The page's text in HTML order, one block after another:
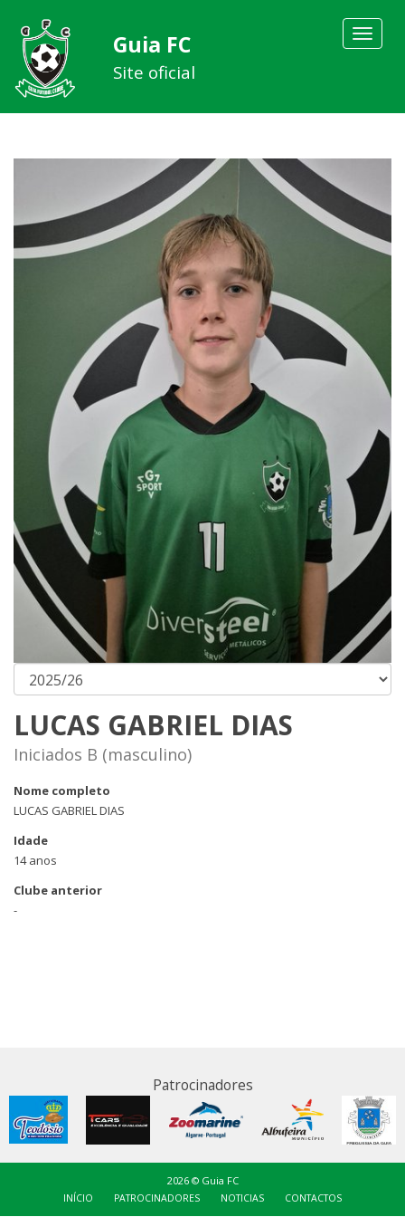
Toggle
Guia FC
Site oficial
LUCAS GABRIEL DIAS
Iniciados B (masculino)
Nome completo
LUCAS GABRIEL DIAS
Idade
14 anos
Clube anterior
-
Patrocinadores
2026 © Guia FC
INÍCIO PATROCINADORES NOTICIAS CONTACTOS